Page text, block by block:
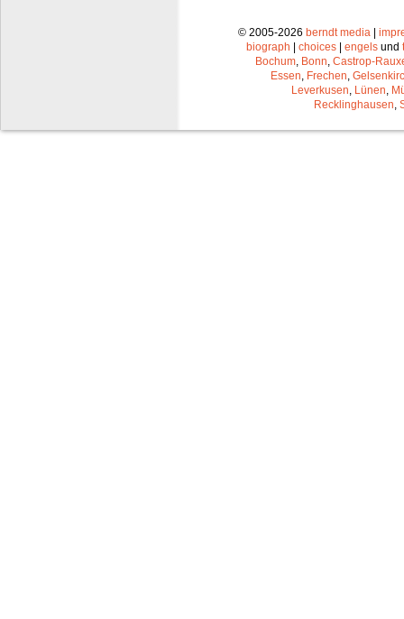
© 2005-2026 berndt media |
biograph | choices | engels und
Bochum Bonn Castrop-
Essen Frechen
Leverkusen Lünen
Recklinghausen